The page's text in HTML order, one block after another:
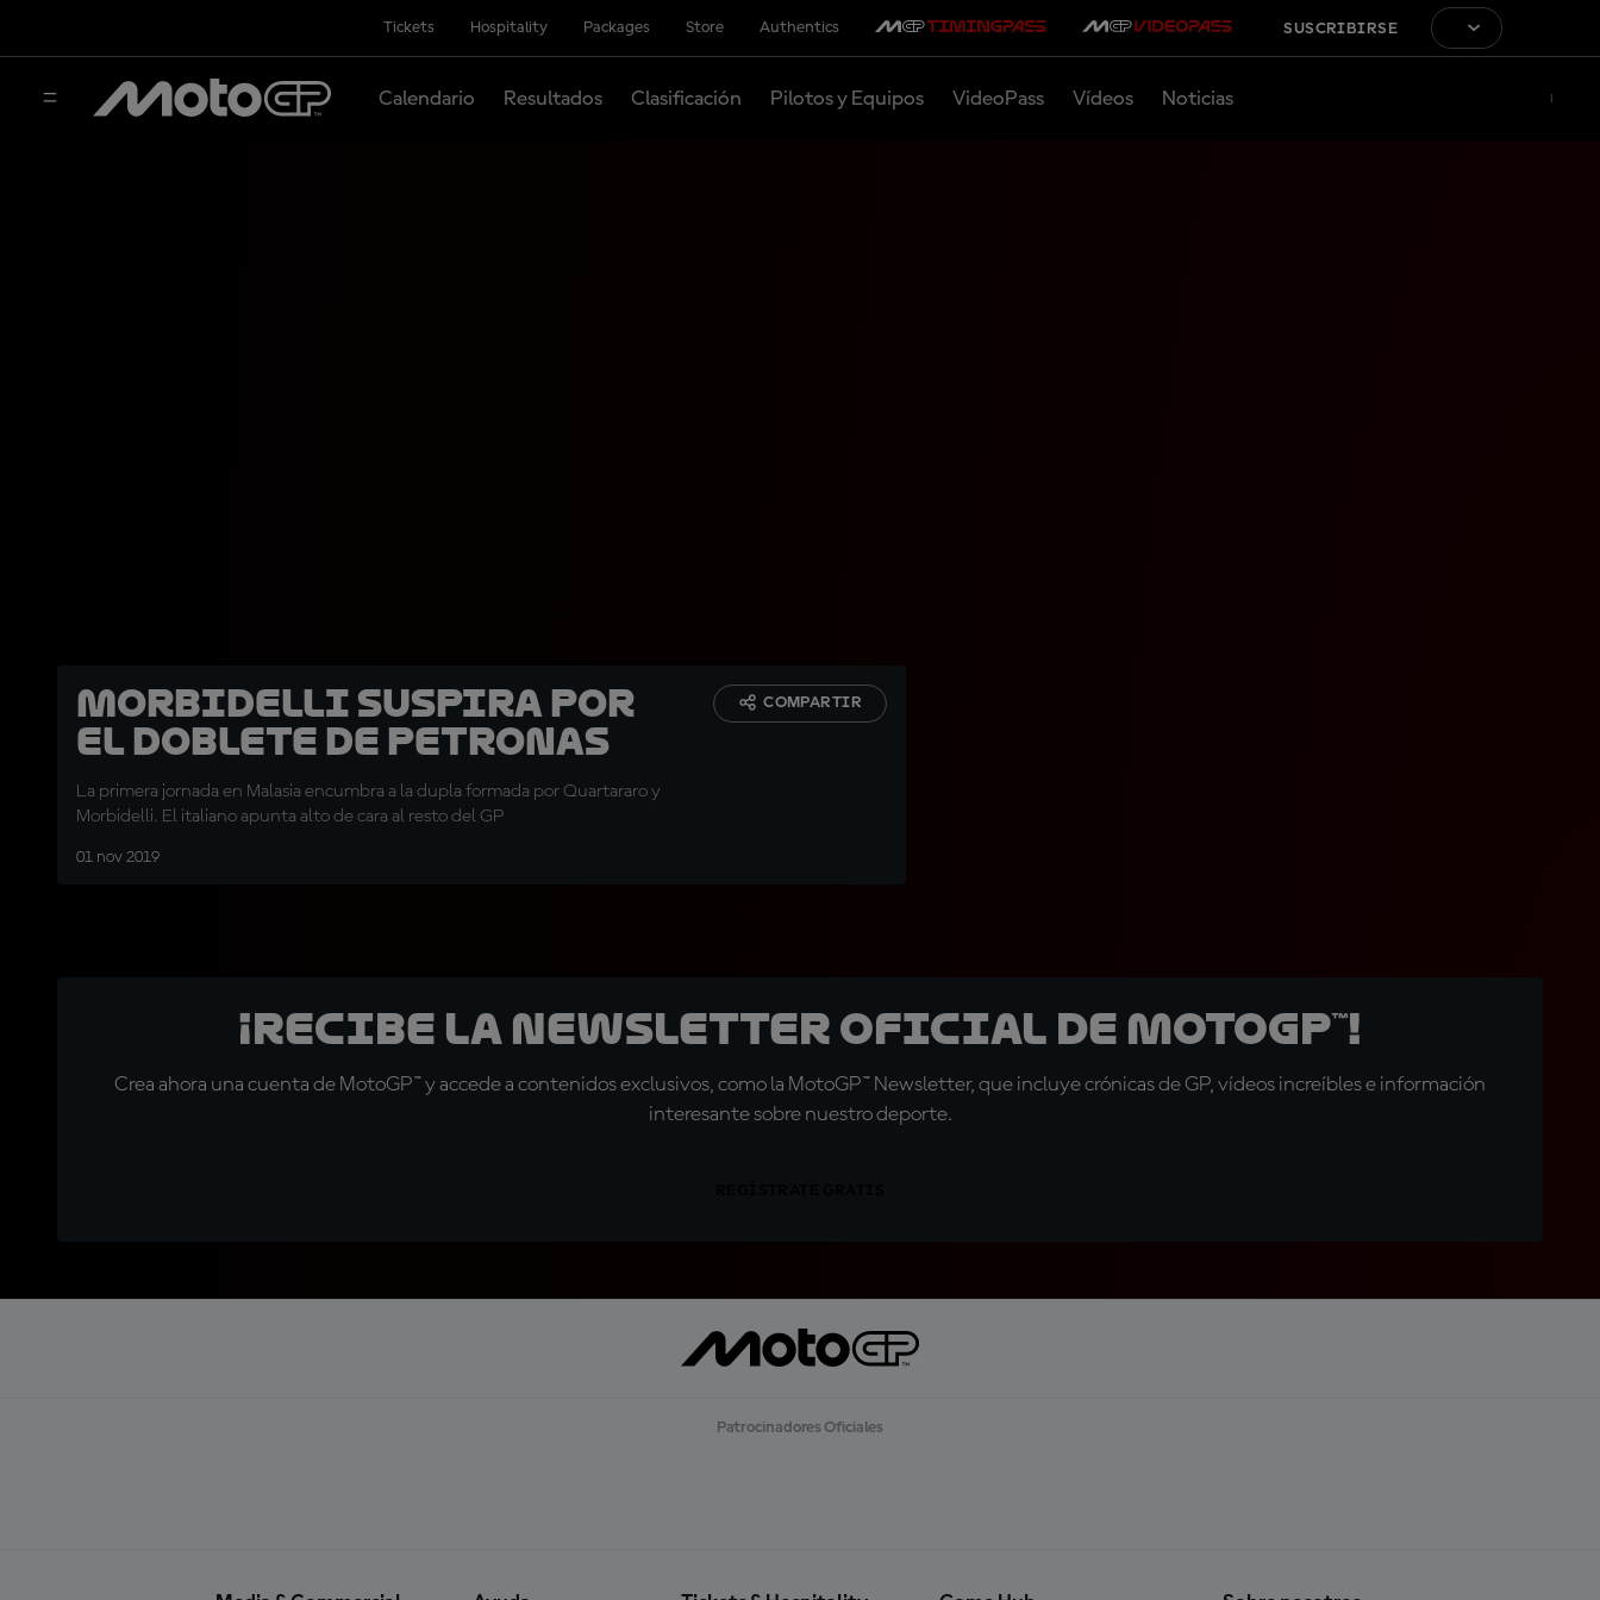
Tickets Hospitality Packages Store Authentics SUSCRIBIRSE
Calendario Resultados Clasificación Pilotos y Equipos VideoPass Vídeos Noticias
Morbidelli suspira por
el doblete de Petronas
La primera jornada en Malasia encumbra a la dupla formada por Quartararo y
Morbidelli. El italiano apunta alto de cara al resto del GP
01 nov 2019
COMPARTIR
¡Recibe la Newsletter oficial de MotoGP™!
Crea ahora una cuenta de MotoGP™ y accede a contenidos exclusivos, como la MotoGP™ Newsletter, que incluye crónicas de GP, vídeos increíbles e información
interesante sobre nuestro deporte.
Patrocinadores Oficiales